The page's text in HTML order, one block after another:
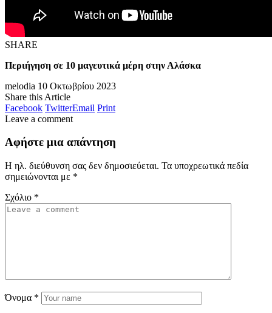
SHARE
Περιήγηση σε 10 μαγευτικά μέρη στην Αλάσκα
melodia 10 Οκτωβρίου 2023
Share this Article
Facebook TwitterEmail Print
Leave a comment
Αφήστε μια απάντηση
Η ηλ. διεύθυνση σας δεν δημοσιεύεται. Τα υποχρεωτικά πεδία
σημειώνονται με *
Σχόλιο *
Όνομα *